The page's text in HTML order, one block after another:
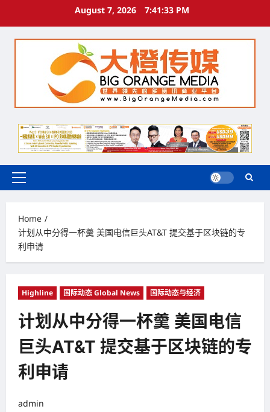
August 7, 2026 7:41:34 PM
Primary
Home
计划从中分得一杯羹 美国电信巨头AT&T 提交基于区块链的专
利申请
Highline 国际动态 Global News 国际动态与经济
计划从中分得一杯羹 美国电信
巨头AT&T 提交基于区块链的专
利申请
admin